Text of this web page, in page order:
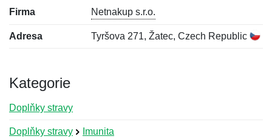
Firma Netnakup s.r.o.
Adresa Tyršova 271, Žatec, Czech Republic
Kategorie
Doplňky stravy
Doplňky stravy Imunita